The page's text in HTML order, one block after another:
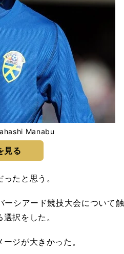
Manabu
見る
たと思う。
ーシアード競技大会について
択をした。
ジが大きかった。